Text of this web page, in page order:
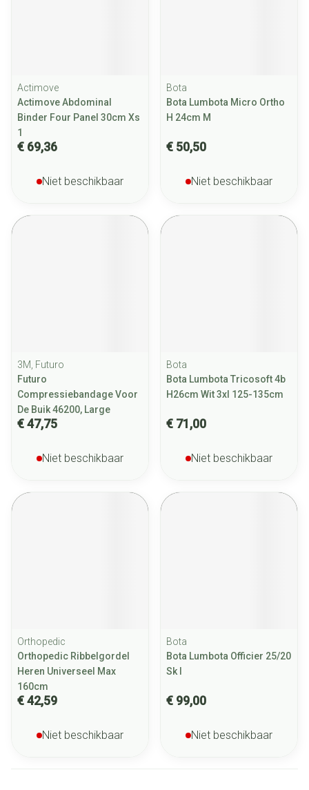
Actimove
Actimove Abdominal
Binder Four Panel 30cm Xs
1
€ 69,36
Niet beschikbaar
Bota
Bota Lumbota Micro Ortho
H 24cm M
€ 50,50
Niet beschikbaar
3M, Futuro
Futuro
Compressiebandage Voor
De Buik 46200, Large
€ 47,75
Niet beschikbaar
Bota
Bota Lumbota Tricosoft 4b
H26cm Wit 3xl 125-135cm
€ 71,00
Niet beschikbaar
Orthopedic
Orthopedic Ribbelgordel
Heren Universeel Max
160cm
€ 42,59
Niet beschikbaar
Bota
Bota Lumbota Officier 25/20
Sk l
€ 99,00
Niet beschikbaar